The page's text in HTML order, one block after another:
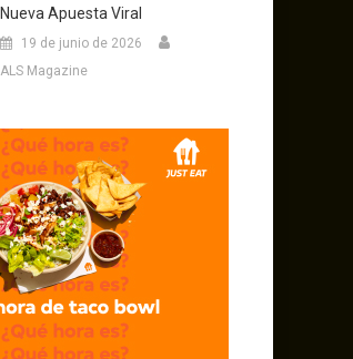
Nueva Apuesta Viral
19 de junio de 2026
ALS Magazine